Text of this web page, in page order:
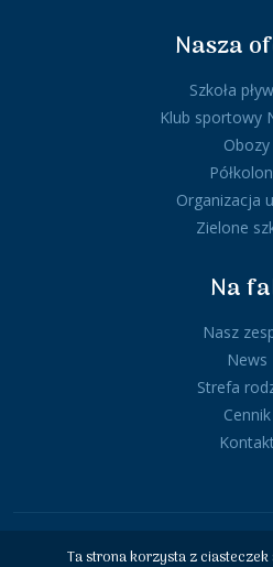
Nasza
Szkoła
Klub sportowy
Obozy
Organizacja
Zielone
Na
Nasz
News
Strefa
Cennik
Kontakt
Copyright © 2026 NA FALI –
Ta strona korzysta z ciasteczek